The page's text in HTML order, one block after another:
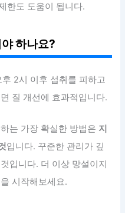
한도 도움이 됩니다.
하나요?
2시 이후 섭취를 피하고
질 개선에 효과적입니다.
는 가장 확실한 방법은 지
입니다. 꾸준한 관리가 깊
입니다. 더 이상 망설이지
시작해보세요.